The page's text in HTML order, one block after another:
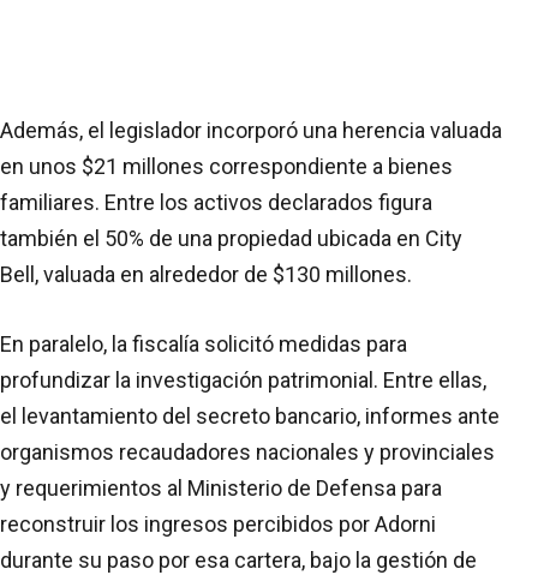
Además, el legislador incorporó una herencia valuada
en unos $21 millones correspondiente a bienes
familiares. Entre los activos declarados figura
también el 50% de una propiedad ubicada en City
Bell, valuada en alrededor de $130 millones.
En paralelo, la fiscalía solicitó medidas para
profundizar la investigación patrimonial. Entre ellas,
el levantamiento del secreto bancario, informes ante
organismos recaudadores nacionales y provinciales
y requerimientos al Ministerio de Defensa para
reconstruir los ingresos percibidos por Adorni
durante su paso por esa cartera, bajo la gestión de